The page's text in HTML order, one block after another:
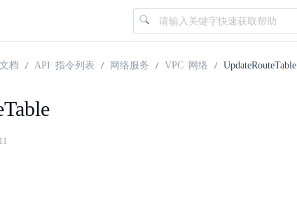
档 API 指令列表 网络服务 VPC 网络 UpdateRouteTable